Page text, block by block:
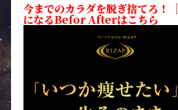
今までのカラダを脱ぎ捨てろ！
になるBefor Afterはこちら